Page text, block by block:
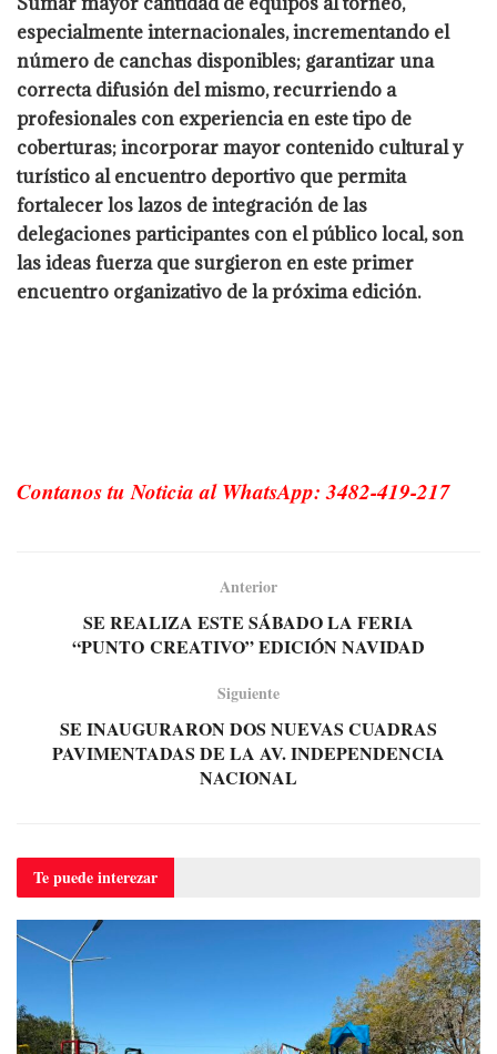
especialmente internacionales, incrementando el
número de canchas disponibles; garantizar una
correcta difusión del mismo, recurriendo a
profesionales con experiencia en este tipo de
coberturas; incorporar mayor contenido cultural y
turístico al encuentro deportivo que permita
fortalecer los lazos de integración de las
delegaciones participantes con el público local, son
las ideas fuerza que surgieron en este primer
encuentro organizativo de la próxima edición.
Contanos tu Noticia al WhatsApp: 3482-419-217
Anterior
SE REALIZA ESTE SÁBADO LA FERIA
“PUNTO CREATIVO” EDICIÓN NAVIDAD
Siguiente
SE INAUGURARON DOS NUEVAS CUADRAS
PAVIMENTADAS DE LA AV. INDEPENDENCIA
NACIONAL
Te puedeinterezar